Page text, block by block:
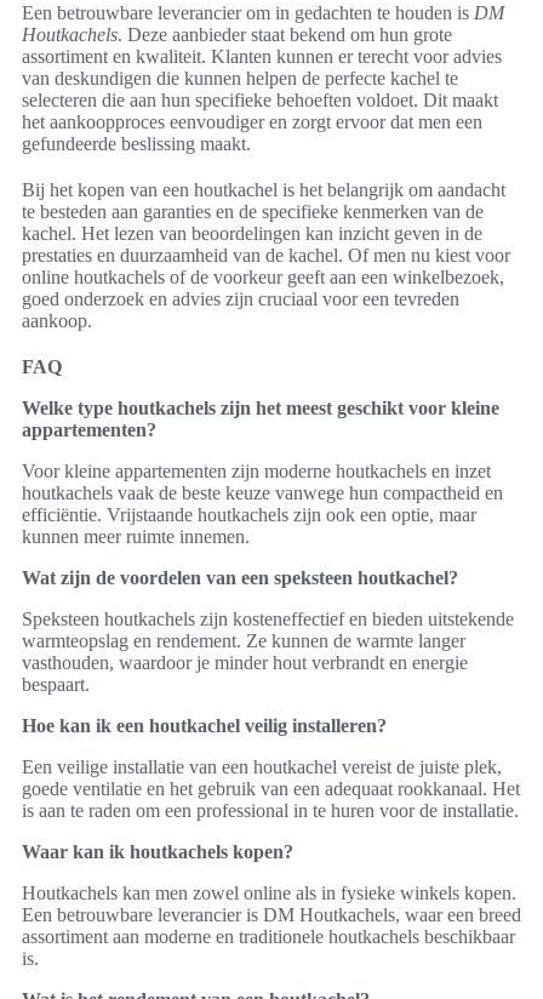
Een betrouwbare leverancier om in gedachten te houden is DM
Houtkachels. Deze aanbieder staat bekend om hun grote
assortiment en kwaliteit. Klanten kunnen er terecht voor advies
van deskundigen die kunnen helpen de perfecte kachel te
selecteren die aan hun specifieke behoeften voldoet. Dit maakt
het aankoopproces eenvoudiger en zorgt ervoor dat men een
gefundeerde beslissing maakt.
Bij het kopen van een houtkachel is het belangrijk om aandacht
te besteden aan garanties en de specifieke kenmerken van de
kachel. Het lezen van beoordelingen kan inzicht geven in de
prestaties en duurzaamheid van de kachel. Of men nu kiest voor
online houtkachels of de voorkeur geeft aan een winkelbezoek,
goed onderzoek en advies zijn cruciaal voor een tevreden
aankoop.
FAQ
Welke type houtkachels zijn het meest geschikt voor kleine
appartementen?
Voor kleine appartementen zijn moderne houtkachels en inzet
houtkachels vaak de beste keuze vanwege hun compactheid en
efficiëntie. Vrijstaande houtkachels zijn ook een optie, maar
kunnen meer ruimte innemen.
Wat zijn de voordelen van een speksteen houtkachel?
Speksteen houtkachels zijn kosteneffectief en bieden uitstekende
warmteopslag en rendement. Ze kunnen de warmte langer
vasthouden, waardoor je minder hout verbrandt en energie
bespaart.
Hoe kan ik een houtkachel veilig installeren?
Een veilige installatie van een houtkachel vereist de juiste plek,
goede ventilatie en het gebruik van een adequaat rookkanaal. Het
is aan te raden om een professional in te huren voor de installatie.
Waar kan ik houtkachels kopen?
Houtkachels kan men zowel online als in fysieke winkels kopen.
Een betrouwbare leverancier is DM Houtkachels, waar een breed
assortiment aan moderne en traditionele houtkachels beschikbaar
is.